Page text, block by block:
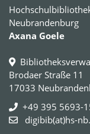
Neubrandenburg
Axana Goele
Brodaer Straße 11
17033
+49 395 5693-
digibib(at)hs-